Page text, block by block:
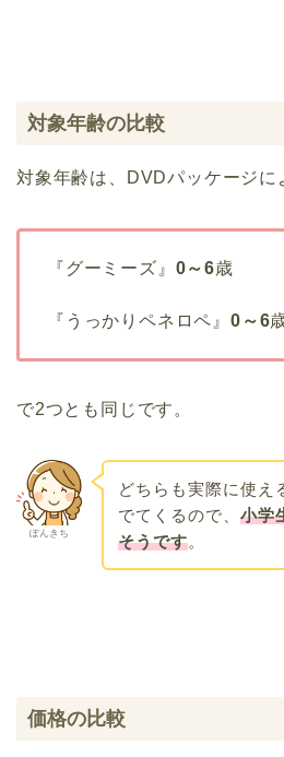
対象年齢の比較
対象年齢は、DVDパッケージに
『グーミーズ』 0～6歳
『うっかりペネロペ』 0～6
で2つとも同じです。
ぽんきち
どちらも実際に使え
でてくるので、 小学
そうです。
価格の比較